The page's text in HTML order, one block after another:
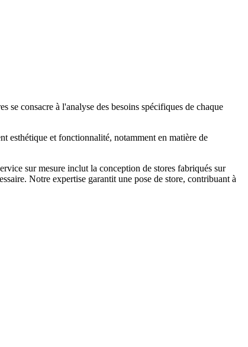
se consacre à l'analyse des besoins spécifiques de chaque
esthétique et fonctionnalité, notamment en matière de
sur mesure inclut la conception de stores fabriqués sur
Notre expertise garantit une pose de store, contribuant à